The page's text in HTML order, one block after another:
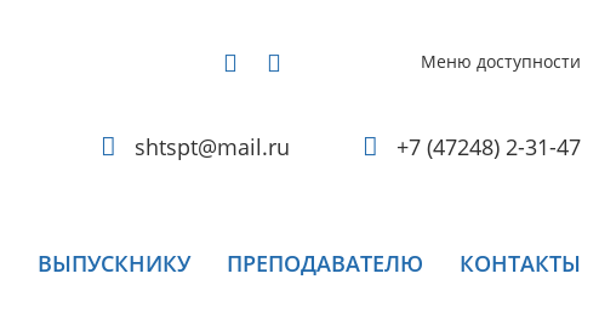
Меню доступности
shtspt@mail.ru +7 (47248) 2-31-47
ВЫПУСКНИКУ ПРЕПОДАВАТЕЛЮ КОНТАКТЫ